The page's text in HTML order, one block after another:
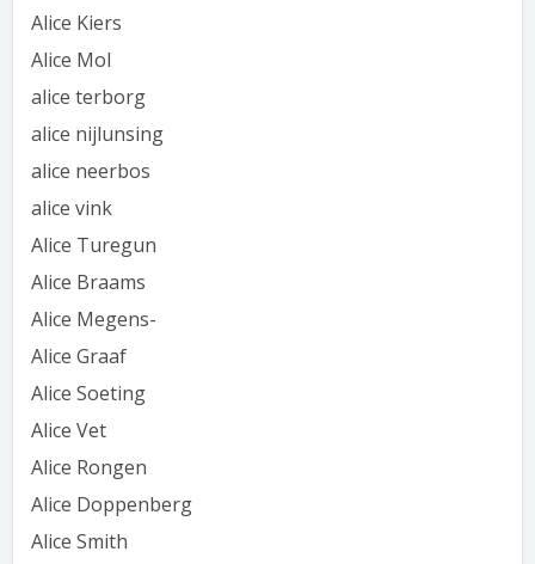
Alice Kiers
Alice Mol
alice terborg
alice nijlunsing
alice neerbos
alice vink
Alice Turegun
Alice Braams
Alice Megens-
Alice Graaf
Alice Soeting
Alice Vet
Alice Rongen
Alice Doppenberg
Alice Smith